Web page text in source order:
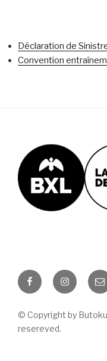
Déclaration de
Convention
FacebookInstagram
© Copyright by
resereved.